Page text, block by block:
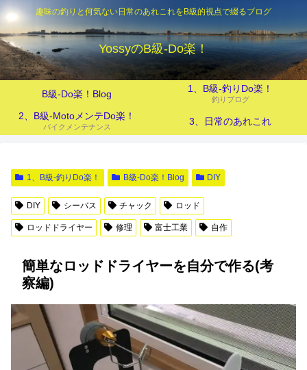
趣味の釣りと何気ない日常のあれこれをB級的視点で綴るブログ
YossyのB級‐Do楽！
B級-Do楽！Blog 1、B級-釣りDo楽！
釣りブログ
2、B級-MotoメンテDo楽！
バイクメンテナンス 3、日常のあれこれ
1、B級-釣りDo楽！ B級-Do楽！Blog DIY
DIY シーバス チャック ロッド
ロッドドライヤー 修理 富士工業 自作
簡単なロッドドライヤーを自分で作る(考
察編)